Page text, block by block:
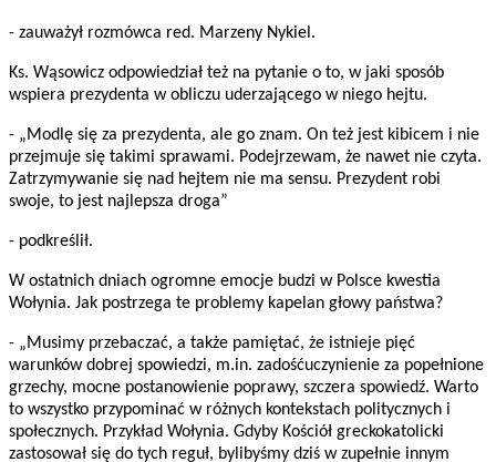
- zauważył rozmówca red. Marzeny Nykiel.
Ks. Wąsowicz odpowiedział też na pytanie o to, w jaki sposób
wspiera prezydenta w obliczu uderzającego w niego hejtu.
- „Modlę się za prezydenta, ale go znam. On też jest kibicem i nie
przejmuje się takimi sprawami. Podejrzewam, że nawet nie czyta.
Zatrzymywanie się nad hejtem nie ma sensu. Prezydent robi
swoje, to jest najlepsza droga”
- podkreślił.
W ostatnich dniach ogromne emocje budzi w Polsce kwestia
Wołynia. Jak postrzega te problemy kapelan głowy państwa?
- „Musimy przebaczać, a także pamiętać, że istnieje pięć
warunków dobrej spowiedzi, m.in. zadośćuczynienie za popełnione
grzechy, mocne postanowienie poprawy, szczera spowiedź. Warto
to wszystko przypominać w różnych kontekstach politycznych i
społecznych. Przykład Wołynia. Gdyby Kościół greckokatolicki
zastosował się do tych reguł, bylibyśmy dziś w zupełnie innym